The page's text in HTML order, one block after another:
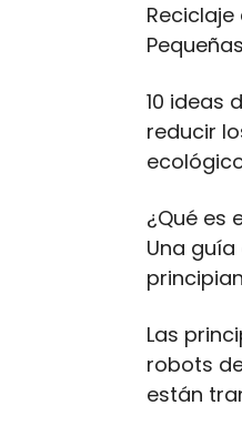
10 ideas
reducir
¿Qué es
Una
Las
robots
están